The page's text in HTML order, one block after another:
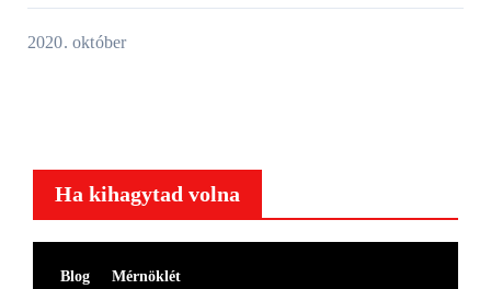
2020. október
Ha kihagytad volna
Blog Mérnöklét